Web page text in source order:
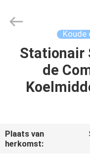
HUIS
PRODUCTEN
SHOW
Ltd..
Koude
Stationair
de
Plaats van
herkomst: